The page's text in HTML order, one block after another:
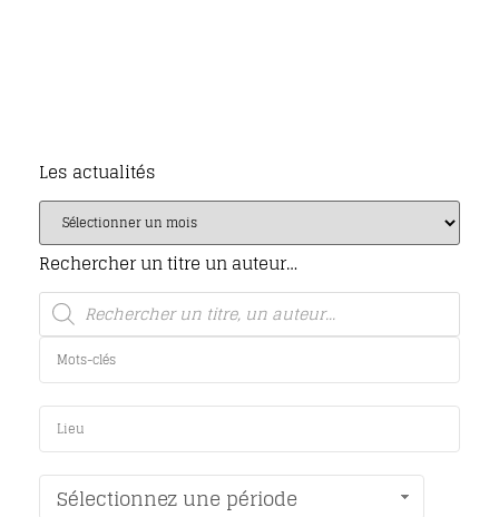
Les actualités
Rechercher un titre un auteur…
Sélectionnez une période